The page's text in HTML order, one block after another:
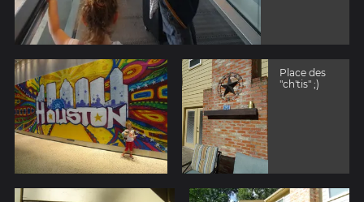
Place des
"ch'tis" ;)